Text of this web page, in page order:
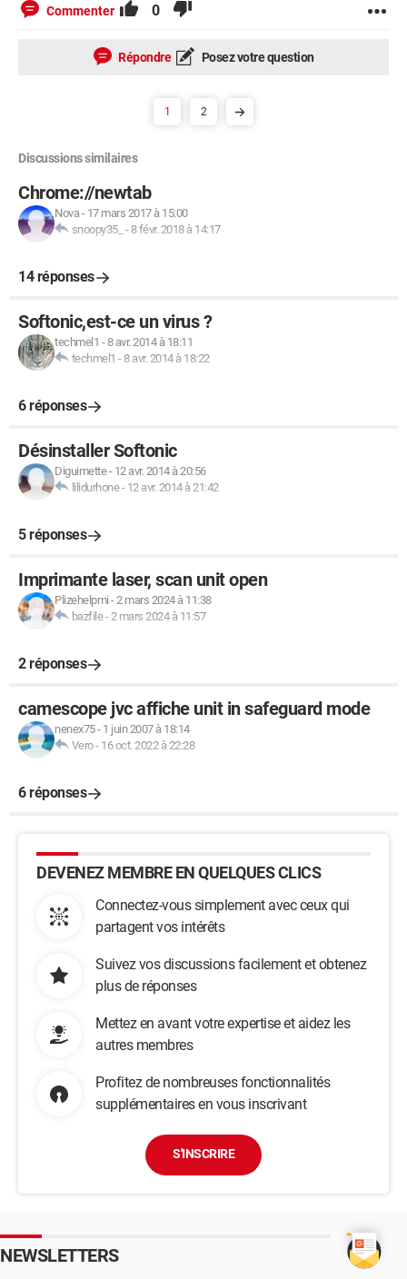
Commenter 0
Répondre Posez votre question
1 2
Discussions similaires
Chrome://newtab
Nova- 17 mars 2017 à 15:00
snoopy35_ - 8 févr. 2018 à 14:17
14 réponses
Softonic,est-ce un virus ?
techmel1 -8 avr. 2014 à 18:11
techmel1 - 8 avr. 2014 à 18:22
6 réponses
Désinstaller Softonic
Diguimette- 12 avr. 2014 à 20:56
lilidurhone- 12 avr. 2014 à 21:42
5 réponses
Imprimante laser, scan unit open
Plizehelpmi -2 mars 2024 à 11:38
bazfile-2 mars 2024 à 11:57
2 réponses
camescope jvc affiche unit in safeguard mode
nenex75- 1 juin 2007 à 18:14
Vero- 16 oct. 2022 à 22:28
6 réponses
DEVENEZ MEMBRE EN QUELQUES CLICS
Connectez-vous simplement avec ceux qui
partagent vos intérêts
Suivez vos discussions facilement et obtenez
plus de réponses
Mettez en avant votre expertise et aidez les
autres membres
Profitez de nombreuses fonctionnalités
supplémentaires en vous inscrivant
S'INSCRIRE
NEWSLETTERS